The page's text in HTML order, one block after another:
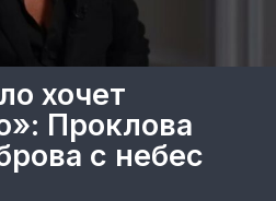
хочет
Проклова
с небес